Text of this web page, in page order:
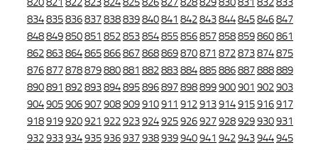
834835836837838839840841 842843844845846847
848849850851 852853854855856857858859860861
862863864865866867868869870871 872873874875
876877878879880881 882883884885886887888889
890891 892893894895896897898899900901 902903
904905906907908909910911 912913914915916917
918919920921 922923924925926927928929930931
932933934935936937938939940941 942943944945